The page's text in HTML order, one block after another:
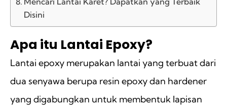
Disini
Apa itu Lantai Epoxy?
Lantai epoxy merupakan lantai yang terbuat dari
dua senyawa berupa resin epoxy dan hardener
yang digabungkan untuk membentuk lapisan